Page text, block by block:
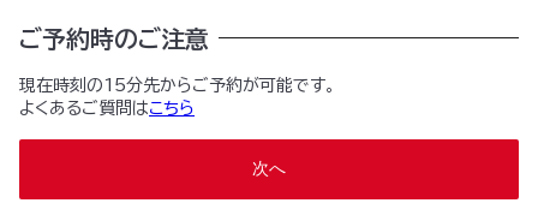
ご予約時のご注意
現在時刻の15分先からご予約が可能です。
よくあるご質問はこちら
次へ